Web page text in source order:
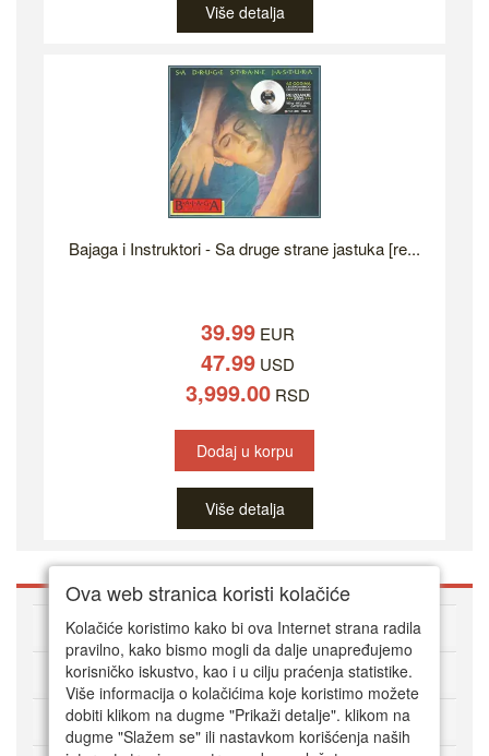
Više detalja
Bajaga i Instruktori - Sa druge strane jastuka [re...
39.99EUR
47.99USD
3,999.00RSD
Dodaj u korpu
Više detalja
O DVD Zoni
Kako kupovati online
Korisnički servis
Ova web stranica koristi kolačiće
Kolačiće koristimo kako bi ova Internet strana radila
pravilno, kako bismo mogli da dalje unapređujemo
korisničko iskustvo, kao i u cilju praćenja statistike.
Više informacija o kolačićima koje koristimo možete
dobiti klikom na dugme "Prikaži detalje". klikom na
dugme "Slažem se" ili nastavkom korišćenja naših